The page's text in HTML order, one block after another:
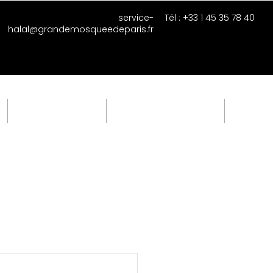
service-
halal@grandemosqueedeparis.fr
Tél : +33 1 45 35 78 40